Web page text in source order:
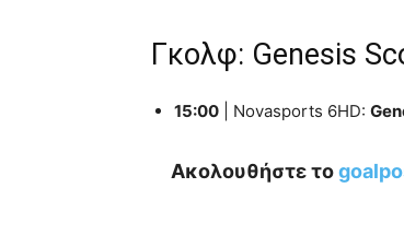
Γκολφ: Genesis
15:00 | Novasports 6HD:
Ακολουθήστε το